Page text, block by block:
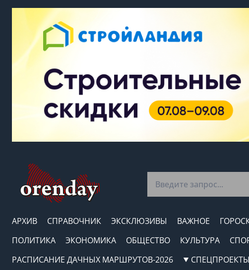
АРХИВ СПРАВОЧНИК ЭКСКЛЮЗИВЫ ВАЖНОЕ
ПОЛИТИКА
ЭКОНОМИКА ОБЩЕСТВО КУЛЬТУРА
РАСПИСАНИЕ ДАЧНЫХ МАРШРУТОВ-2026
СПЕЦПРОЕКТЫ